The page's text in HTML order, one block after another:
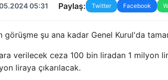
05:31 Paylaş: Twitter Facebook
şu ana kadar Genel Kurul'da
verilecek ceza 100 bin liradan 1 milyon
liraya çıkarılacak.